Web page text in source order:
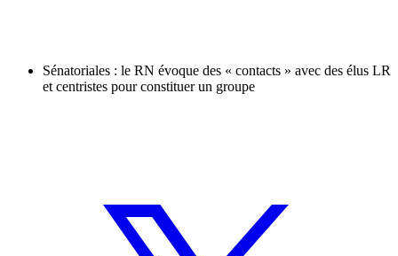
Sénatoriales : le RN évoque des « contacts » avec des élus LR
et centristes pour constituer un groupe